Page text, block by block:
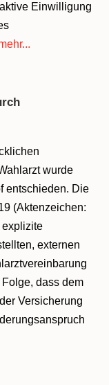
Einwilligung
wurde
entschieden. Die
(Aktenzeichen:
explizite
externen
dass dem
Versicherung